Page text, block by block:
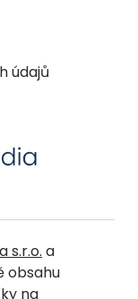
údajů
s.r.o. a
obsahu
na